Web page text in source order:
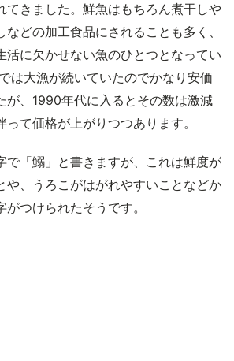
てきました。鮮魚はもちろん煮干しや
などの加工食品にされることも多く、
活に欠かせない魚のひとつとなってい
は大漁が続いていたのでかなり安価
が、1990年代に入るとその数は激減
って価格が上がりつつあります。
で「鰯」と書きますが、これは鮮度が
や、うろこがはがれやすいことなどか
つけられたそうです。